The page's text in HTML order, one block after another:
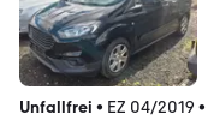
Unfallfrei • EZ 04/2019 •